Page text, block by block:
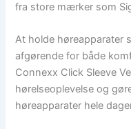
fra store mærker som
At holde høreapparater
afgørende for både
Connexx Click Sleeve
hørelseoplevelse og
høreapparater hele